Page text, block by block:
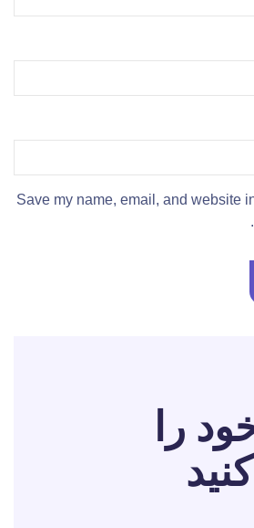
Save my name, email, and website
را